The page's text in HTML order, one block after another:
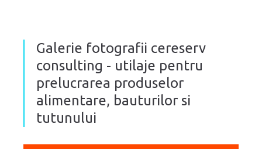
Galerie fotografii cereserv
consulting - utilaje pentru
prelucrarea produselor
alimentare, bauturilor si
tutunului